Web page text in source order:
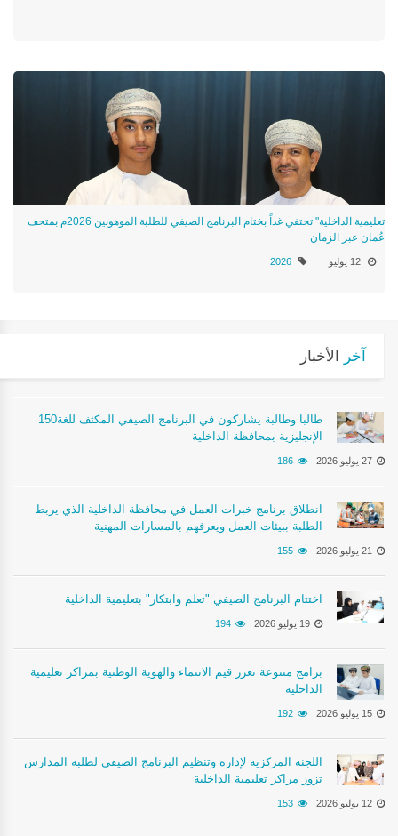
تعليمية الداخلية" تحتفي غداً بختام البرنامج الصيفي للطلبة الموهوبين 2026م بمتحف
عُمان عبر الزمان
12 يوليو 2026
آخر الأخبار
150طالبا وطالبة يشاركون في البرنامج الصيفي المكثف للغة
الإنجليزية بمحافظة الداخلية
27 يوليو 2026 186
انطلاق برنامج خبرات العمل في محافظة الداخلية الذي يربط
الطلبة ببيئات العمل ويعرفهم بالمسارات المهنية
21 يوليو 2026 155
اختتام البرنامج الصيفي "تعلم وابتكار" بتعليمية الداخلية
19 يوليو 2026 194
برامج متنوعة تعزز قيم الانتماء والهوية الوطنية بمراكز تعليمية
الداخلية
15 يوليو 2026 192
اللجنة المركزية لإدارة وتنظيم البرنامج الصيفي لطلبة المدارس
تزور مراكز تعليمية الداخلية
12 يوليو 2026 153